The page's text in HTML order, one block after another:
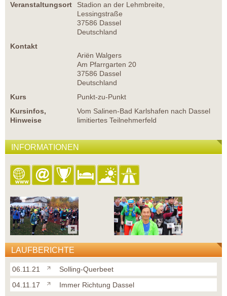
Veranstaltungsort
Stadion an der Lehmbreite,
Lessingstraße
37586 Dassel
Deutschland
Kontakt
Ariën Walgers
Am Pfarrgarten 20
37586 Dassel
Deutschland
Kurs
Punkt-zu-Punkt
Kursinfos,
Hinweise
Vom Salinen-Bad Karlshafen nach Dassel
limitiertes Teilnehmerfeld
INFORMATIONEN
LAUFBERICHTE
06.11.21
Solling-Querbeet
04.11.17
Immer Richtung Dassel